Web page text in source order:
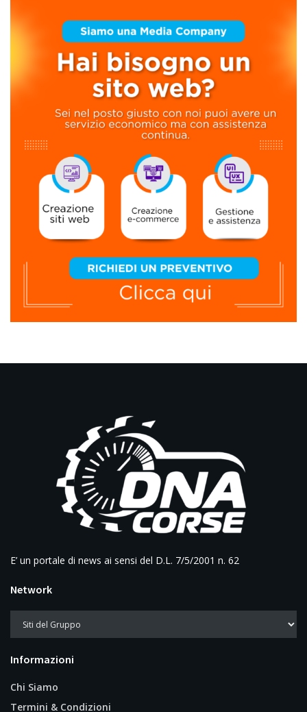
E’ un portale di news ai sensi del D.L. 7/5/2001 n. 62
Network
Informazioni
Chi Siamo
Termini & Condizioni